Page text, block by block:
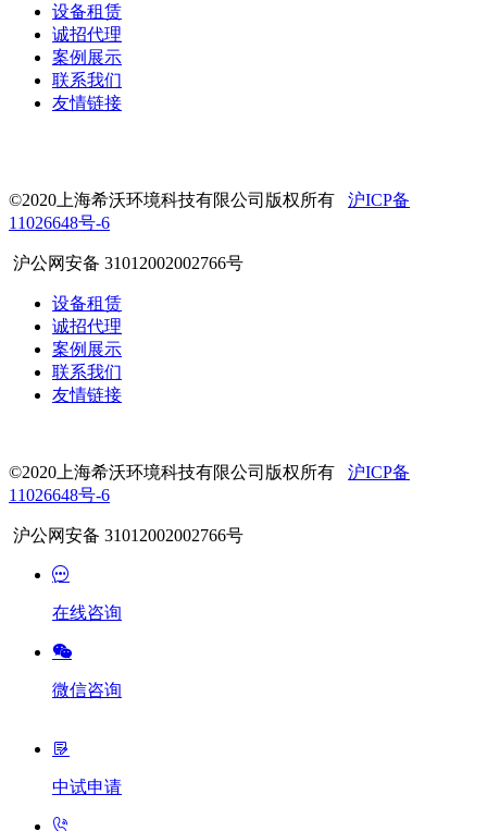
设备租赁
诚招代理
案例展示
联系我们
友情链接
©2020上海希沃环境科技有限公司版权所有 沪ICP备
11026648号-6
沪公网安备 31012002002766号
设备租赁
诚招代理
案例展示
联系我们
友情链接
©2020上海希沃环境科技有限公司版权所有 沪ICP备
11026648号-6
沪公网安备 31012002002766号
在线咨询
微信咨询
中试申请